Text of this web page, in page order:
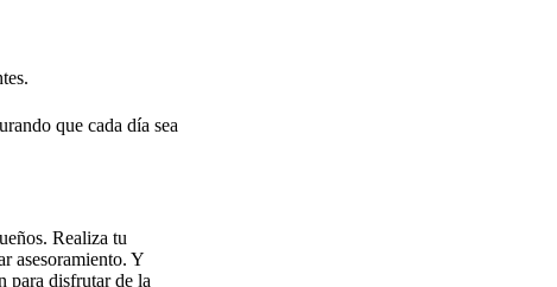
que cada día sea
Realiza tu
asesoramiento. Y
para disfrutar de la